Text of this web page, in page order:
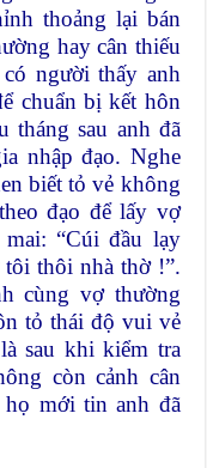
thoảng lại bán
hay cân thiếu
người thấy anh
chuẩn bị kết hôn
tháng sau anh đã
nhập đạo. Nghe
biết tỏ vẻ không
đạo để lấy vợ
“Cúi đầu lạy
thôi nhà thờ !”.
cùng vợ thường
tỏ thái độ vui vẻ
sau khi kiểm tra
còn cảnh cân
mới tin anh đã